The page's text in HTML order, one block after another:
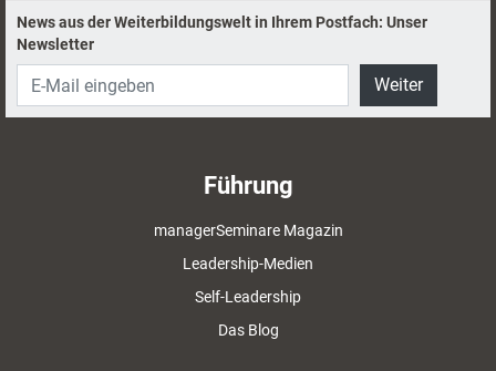
News aus der Weiterbildungswelt in Ihrem Postfach: Unser
Newsletter
Weiter
Führung
managerSeminare Magazin
Leadership-Medien
Self-Leadership
Das Blog